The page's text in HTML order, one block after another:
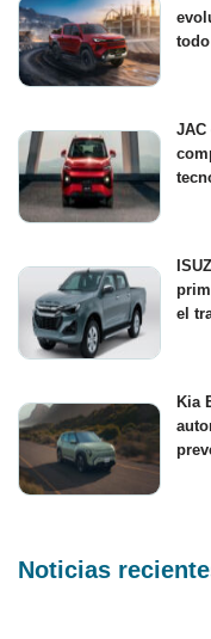
JAC
el
Kia
Noticias